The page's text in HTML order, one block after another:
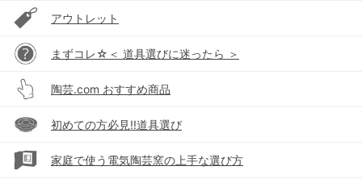
アウトレット
まずコレ☆＜ 道具選びに迷ったら ＞
陶芸.com おすすめ商品
初めての方必見!!道具選び
家庭で使う電気陶芸窯の上手な選び方